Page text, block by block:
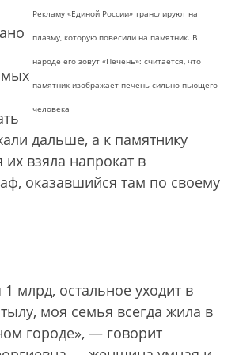
Рекламу «Единой России» транслируют на
плазму, которую повесили на памятник. В
народе его зовут «Печень»: считается, что
памятник изображает печень сильно пьющего
человека
дальше, а к памятнику
взяла напрокат в
оказавшийся там по своему
млрд, остальное уходит в
моя семья всегда жила в
городе», — говорит